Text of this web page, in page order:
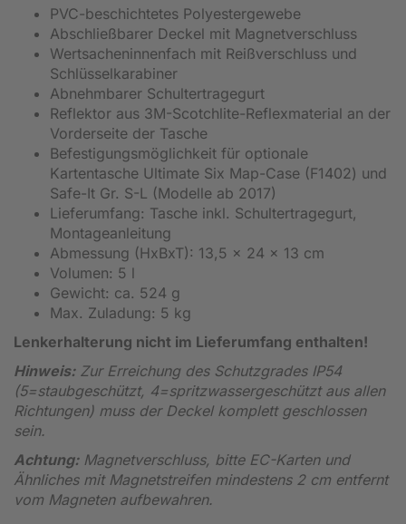
PVC-beschichtetes Polyestergewebe
Abschließbarer Deckel mit Magnetverschluss
Wertsacheninnenfach mit Reißverschluss und
Schlüsselkarabiner
Abnehmbarer Schultertragegurt
Reflektor aus 3M-Scotchlite-Reflexmaterial an der
Vorderseite der Tasche
Befestigungsmöglichkeit für optionale
Kartentasche Ultimate Six Map-Case (F1402) und
Safe-It Gr. S-L (Modelle ab 2017)
Lieferumfang: Tasche inkl. Schultertragegurt,
Montageanleitung
Abmessung (HxBxT): 13,5 x 24 x 13 cm
Volumen: 5 l
Gewicht: ca. 524 g
Max. Zuladung: 5 kg
Lenkerhalterung nicht im Lieferumfang enthalten!
Hinweis:Zur Erreichung des Schutzgrades IP54
(5=staubgeschützt, 4=spritzwassergeschützt aus allen
Richtungen) muss der Deckel komplett geschlossen
sein.
Achtung:Magnetverschluss, bitte EC-Karten und
Ähnliches mit Magnetstreifen mindestens 2 cm entfernt
vom Magneten aufbewahren.